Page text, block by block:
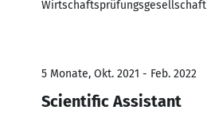
Wirtschaftsprüfungsgesellschaft
5 Monate, Okt. 2021 - Feb. 2022
Scientific Assistant